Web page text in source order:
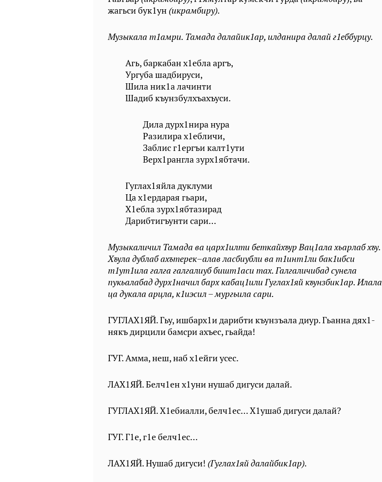
жагьси бук1ун (икрамбиру).
Музыкала т1амри. Тамада далайик1ар, илданира далай г1еббурцу.
Агь, баркабан х1ебла аргъ,
Ургуба шадбируси,
Шила ник1а лачинти
Шадиб къунзбулхъахъуси.
Дила дурх1нира нура
Разилира х1ебличи,
Заблис г1ергъи калт1ути
Верх1рангла зурх1ябтачи.
Гуглах1яйла дуклуми
Ца х1ердарая гьари,
Х1ебла зурх1ябтазирад
Дарибтигъунти сари…
Музыкаличил Тамада ва царх1илти беткайхъур Вац1ала хьарлаб хъу.
Хъула дублаб ахътерек–алав ласбиубли ва т1инт1ли бак1ибси
т1ут1ила галга галгалиуб бишт1аси тах. Галгаличибад сунела
пукьалабад дурх1начил барх кабац1или Гуглах1яй къунзбик1ар. Илала
ца дукала арцла, к1иэсил – мургьила сари.
ГУГЛАХ1ЯЙ. Гьу, ишбарх1и дарибти къунзъала диур. Гьанна дях1-
някъ дирцили бамсри ахъес, гьайда!
ГУГ. Амма, неш, наб х1ейги усес.
ЛАХ1ЯЙ. Белч1ен х1уни нушаб дигуси далай.
ГУГЛАХ1ЯЙ. Х1ебиалли, белч1ес… Х1ушаб дигуси далай?
ГУГ. Г1е, г1е белч1ес…
ЛАХ1ЯЙ. Нушаб дигуси! (Гуглах1яй далайбик1ар).